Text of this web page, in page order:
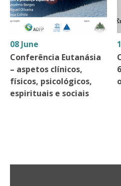
08 June
Conferência Eutanásia
– aspetos clínicos,
físicos, psicológicos,
espirituais e sociais